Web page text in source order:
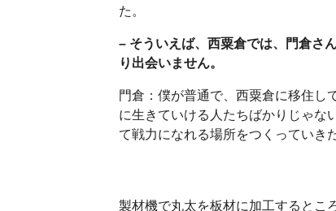
た。
– そういえば、西粟倉では、門倉さ
り出会いません。
門倉：僕が普通で、西粟倉に移住し
に生きていける人たちばかりじゃな
て戦力になれる場所をつくっていき
製材機で丸太を板材に加工するとこ